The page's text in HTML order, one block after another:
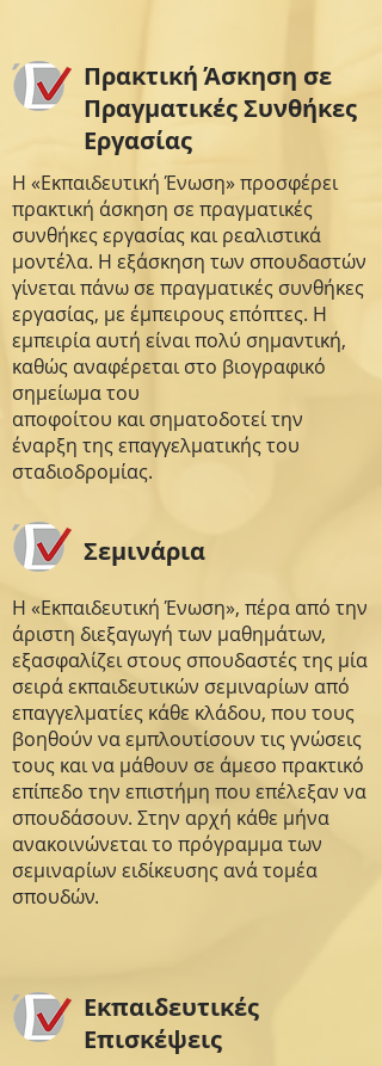
Πρακτική Άσκηση σε
Πραγματικές Συνθήκες
Εργασίας
Η «Εκπαιδευτική Ένωση» προσφέρει
πρακτική άσκηση σε πραγματικές
συνθήκες εργασίας και ρεαλιστικά
μοντέλα. Η εξάσκηση των σπουδαστών
γίνεται πάνω σε πραγματικές συνθήκες
εργασίας, με έμπειρους επόπτες. Η
εμπειρία αυτή είναι πολύ σημαντική,
καθώς αναφέρεται στο βιογραφικό
σημείωμα του
αποφοίτου και σηματοδοτεί την
έναρξη της επαγγελματικής του
σταδιοδρομίας.
Σεμινάρια
Η «Εκπαιδευτική Ένωση», πέρα από την
άριστη διεξαγωγή των μαθημάτων,
εξασφαλίζει στους σπουδαστές της μία
σειρά εκπαιδευτικών σεμιναρίων από
επαγγελματίες κάθε κλάδου, που τους
βοηθούν να εμπλουτίσουν τις γνώσεις
τους και να μάθουν σε άμεσο πρακτικό
επίπεδο την επιστήμη που επέλεξαν να
σπουδάσουν. Στην αρχή κάθε μήνα
ανακοινώνεται το πρόγραμμα των
σεμιναρίων ειδίκευσης ανά τομέα
σπουδών.
Εκπαιδευτικές
Επισκέψεις